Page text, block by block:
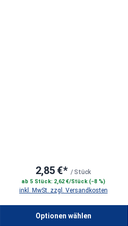
2,85 €* / Stück
ab 5 Stück: 2,62 €/Stück (−8 %)
inkl. MwSt. zzgl. Versandkosten
Optionen wählen